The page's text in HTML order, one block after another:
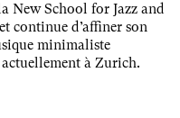
New School for Jazz and
continue d’affiner son
minimaliste
à Zurich.